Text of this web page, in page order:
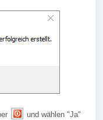
und wählen "Ja"